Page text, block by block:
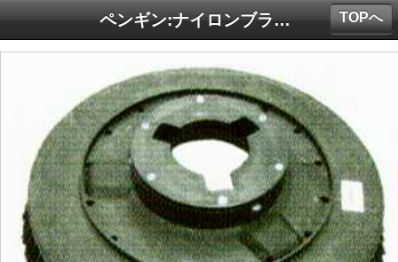
ペンギン:ナイロンブラシ15インチ TOPへ